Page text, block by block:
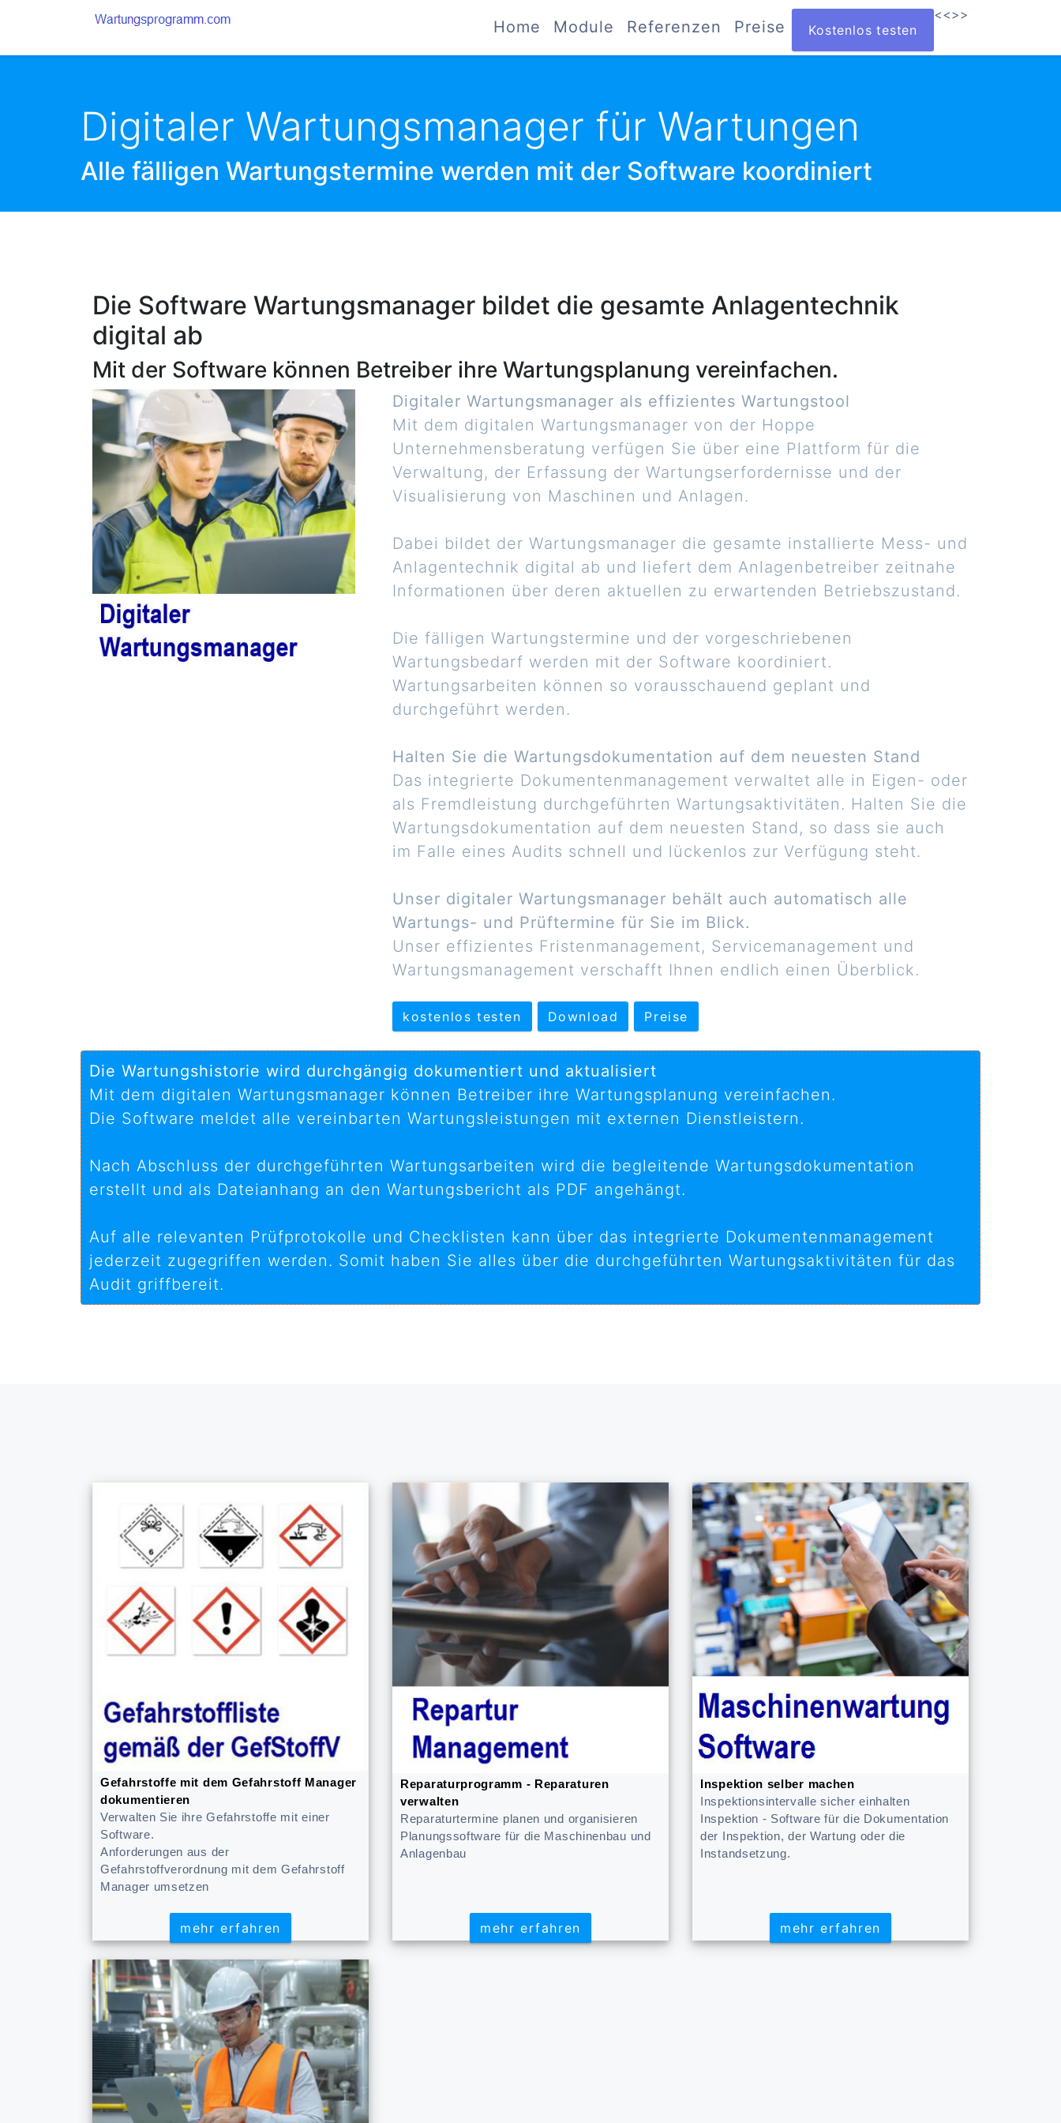
Home Module Referenzen Preise Kostenlos testen
<<>>
Digitaler Wartungsmanager für Wartungen
Alle fälligen Wartungstermine werden mit der Software koordiniert
Die Software Wartungsmanager bildet die gesamte Anlagentechnik
digital ab
Mit der Software können Betreiber ihre Wartungsplanung vereinfachen.
Digitaler Wartungsmanager als effizientes Wartungstool
Mit dem digitalen Wartungsmanager von der Hoppe
Unternehmensberatung verfügen Sie über eine Plattform für die
Verwaltung, der Erfassung der Wartungserfordernisse und der
Visualisierung von Maschinen und Anlagen.
Dabei bildet der Wartungsmanager die gesamte installierte Mess- und
Anlagentechnik digital ab und liefert dem Anlagenbetreiber zeitnahe
Informationen über deren aktuellen zu erwartenden Betriebszustand.
Die fälligen Wartungstermine und der vorgeschriebenen
Wartungsbedarf werden mit der Software koordiniert.
Wartungsarbeiten können so vorausschauend geplant und
durchgeführt werden.
Halten Sie die Wartungsdokumentation auf dem neuesten Stand
Das integrierte Dokumentenmanagement verwaltet alle in Eigen- oder
als Fremdleistung durchgeführten Wartungsaktivitäten. Halten Sie die
Wartungsdokumentation auf dem neuesten Stand, so dass sie auch
im Falle eines Audits schnell und lückenlos zur Verfügung steht.
Unser digitaler Wartungsmanager behält auch automatisch alle
Wartungs- und Prüftermine für Sie im Blick.
Unser effizientes Fristenmanagement, Servicemanagement und
Wartungsmanagement verschafft Ihnen endlich einen Überblick.
kostenlos testen Download Preise
Die Wartungshistorie wird durchgängig dokumentiert und aktualisiert
Mit dem digitalen Wartungsmanager können Betreiber ihre Wartungsplanung vereinfachen.
Die Software meldet alle vereinbarten Wartungsleistungen mit externen Dienstleistern.
Nach Abschluss der durchgeführten Wartungsarbeiten wird die begleitende Wartungsdokumentation
erstellt und als Dateianhang an den Wartungsbericht als PDF angehängt.
Auf alle relevanten Prüfprotokolle und Checklisten kann über das integrierte Dokumentenmanagement
jederzeit zugegriffen werden. Somit haben Sie alles über die durchgeführten Wartungsaktivitäten für das
Audit griffbereit.
Gefahrstoffe mit dem Gefahrstoff Manager
dokumentieren
Verwalten Sie ihre Gefahrstoffe mit einer
Software.
Anforderungen aus der
Gefahrstoffverordnung mit dem Gefahrstoff
Manager umsetzen
mehr erfahren
mehr erfahren
Reparaturprogramm - Reparaturen
verwalten
Reparaturtermine planen und organisieren
Planungssoftware für die Maschinenbau und
Anlagenbau
mehr erfahren
mehr erfahren
Inspektion selber machen
Inspektionsintervalle sicher einhalten
Inspektion - Software für die Dokumentation
der Inspektion, der Wartung oder die
Instandsetzung.
mehr erfahren
mehr erfahren